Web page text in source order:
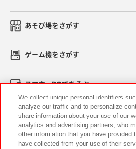
あそび場をさがす
ゲーム機をさがす
スマホ・PCであそぶ
イベント・キャンペーン
We collect unique personal identifiers
analyze our traffic and to personalize
share information about your use of our
analytics and advertising partners, who
other information that you have provided
have collected from your use of their